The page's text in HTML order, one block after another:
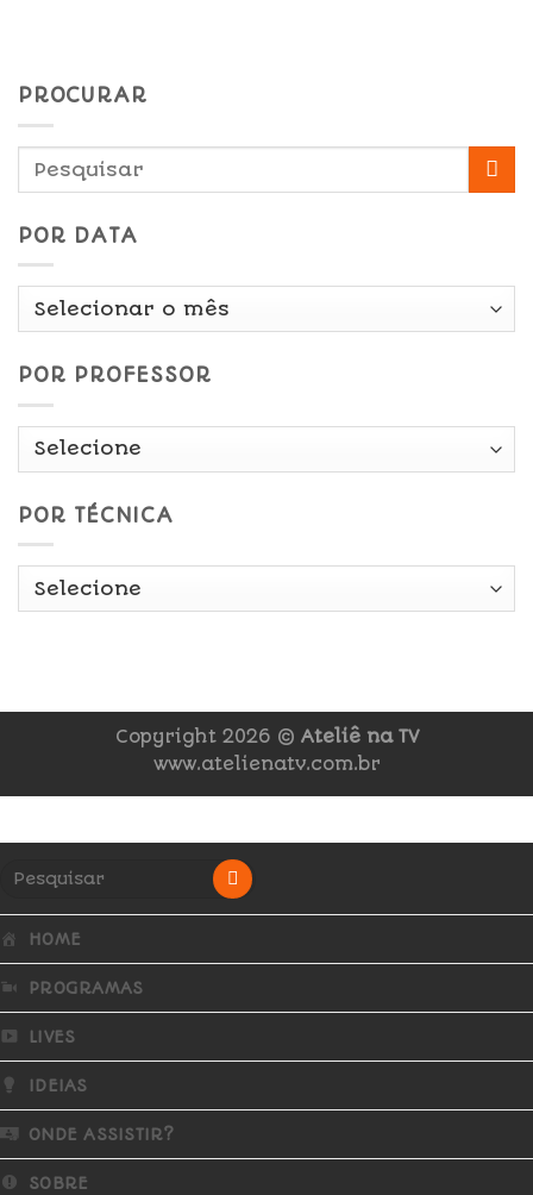
PROCURAR
POR DATA
Por
POR PROFESSOR
POR TÉCNICA
Copyright 2026 © Ateliê na TV
www.atelienatv.com.br
HOME
PROGRAMAS
LIVES
IDEIAS
ONDE ASSISTIR?
SOBRE